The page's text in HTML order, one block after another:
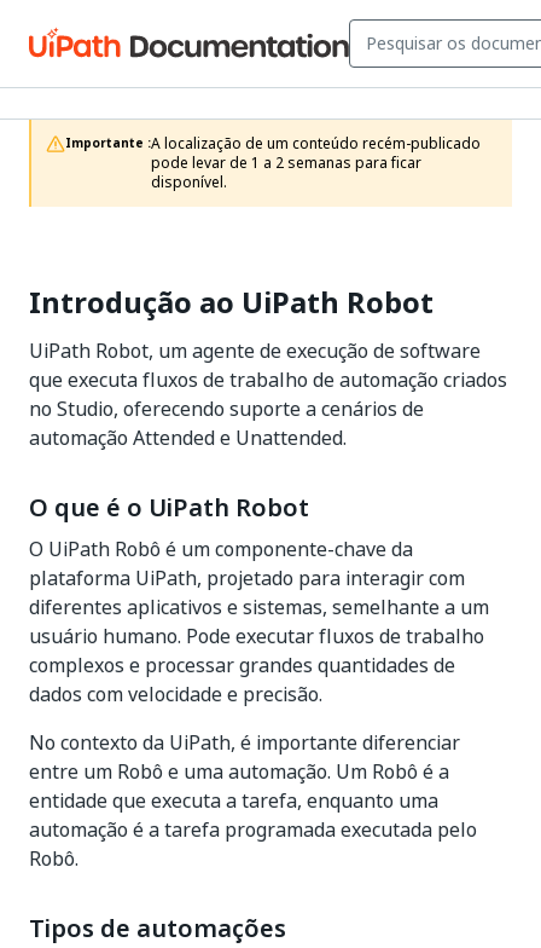
Importante :A localização de um conteúdo recém-publicado
pode levar de 1 a 2 semanas para ficar
disponível.
Introdução ao UiPath Robot
UiPath Robot, um agente de execução de software
que executa fluxos de trabalho de automação criados
no Studio, oferecendo suporte a cenários de
automação Attended e Unattended.
O que é o UiPath Robot
O UiPath Robô é um componente-chave da
plataforma UiPath, projetado para interagir com
diferentes aplicativos e sistemas, semelhante a um
usuário humano. Pode executar fluxos de trabalho
complexos e processar grandes quantidades de
dados com velocidade e precisão.
No contexto da UiPath, é importante diferenciar
entre um Robô e uma automação. Um Robô é a
entidade que executa a tarefa, enquanto uma
automação é a tarefa programada executada pelo
Robô.
Tipos de automações